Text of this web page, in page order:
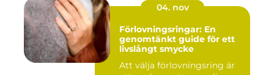
04. nov
Förlovningsringar: En
genomtänkt guide för ett
livslångt smycke
Att välja förlovningsring är